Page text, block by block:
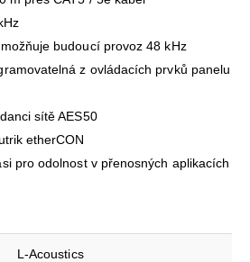
budoucí provoz 48 kHz
z ovládacích prvků panelu
sítě AES50
etherCON
pro odolnost v přenosných aplikacích
L-Acoustics